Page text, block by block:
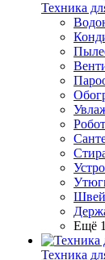
Техника
Ещё
Техника